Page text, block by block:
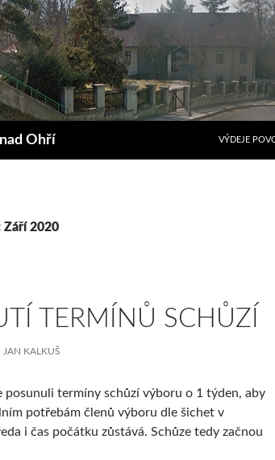
Ohří
VÝDEJE
Září 2020
TERMÍNŮ SCHŮZÍ
JAN KALKUŠ
posunuli termíny schůzí výboru o 1 týden, aby
potřebám členů výboru dle šichet v
i čas počátku zůstává. Schůze tedy začnou